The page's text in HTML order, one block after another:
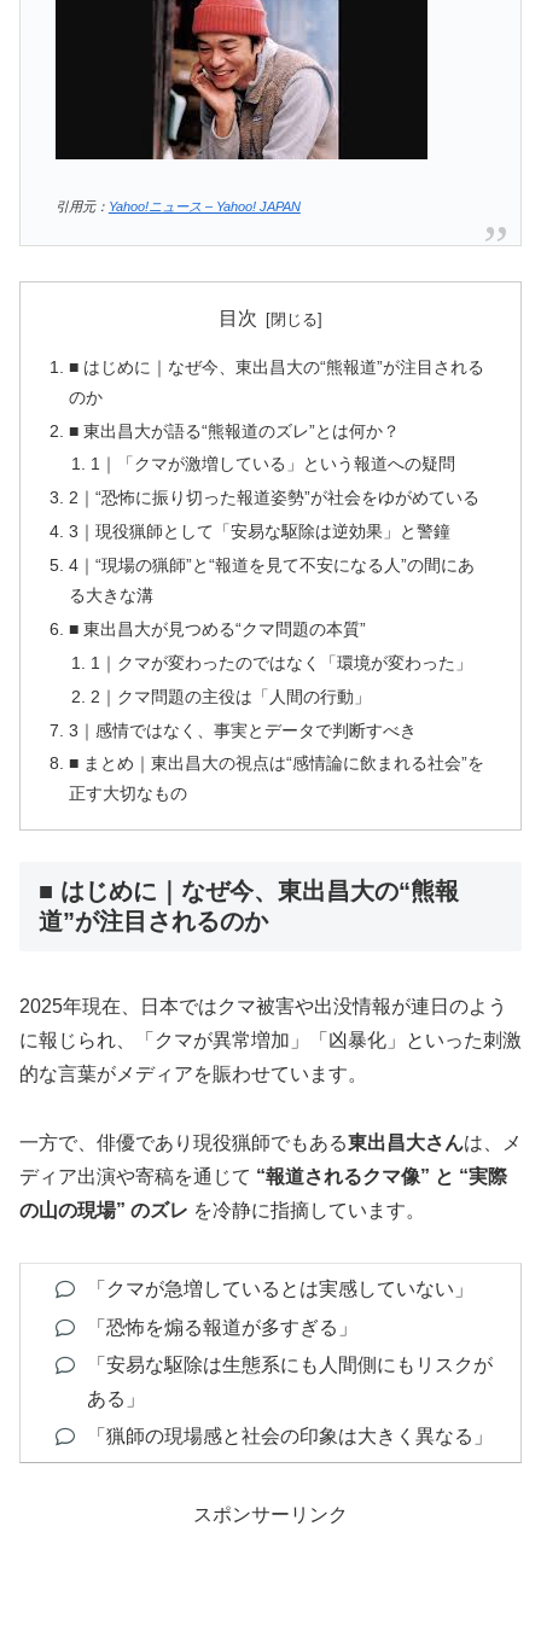
引用元： Yahoo!ニュース – Yahoo! JAPAN
目次
■ はじめに｜なぜ今、東出昌大の“熊報道”が注目される
のか
■ 東出昌大が語る“熊報道のズレ”とは何か？
1｜「クマが激増している」という報道への疑問
2｜“恐怖に振り切った報道姿勢”が社会をゆがめている
3｜現役猟師として「安易な駆除は逆効果」と警鐘
4｜“現場の猟師”と“報道を見て不安になる人”の間にあ
る大きな溝
■ 東出昌大が見つめる“クマ問題の本質”
1｜クマが変わったのではなく「環境が変わった」
2｜クマ問題の主役は「人間の行動」
3｜感情ではなく、事実とデータで判断すべき
■ まとめ｜東出昌大の視点は“感情論に飲まれる社会”を
正す大切なもの
■ はじめに｜なぜ今、東出昌大の“熊報
道”が注目されるのか
2025年現在、日本ではクマ被害や出没情報が連日のよう
に報じられ、「クマが異常増加」「凶暴化」といった刺激
的な言葉がメディアを賑わせています。
一方で、俳優であり現役猟師でもある東出昌大さんは、メ
ディア出演や寄稿を通じて “報道されるクマ像” と “実際
の山の現場” のズレ を冷静に指摘しています。
「クマが急増しているとは実感していない」
「恐怖を煽る報道が多すぎる」
「安易な駆除は生態系にも人間側にもリスクが
ある」
「猟師の現場感と社会の印象は大きく異なる」
スポンサーリンク